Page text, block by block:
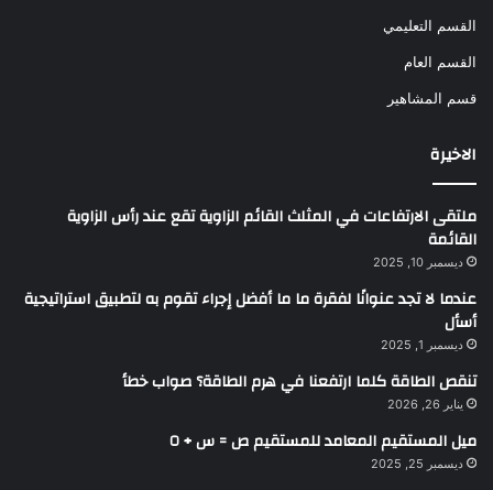
القسم التعليمي
القسم العام
قسم المشاهير
الاخيرة
ملتقى الارتفاعات في المثلث القائم الزاوية تقع عند رأس الزاوية
القائمة
ديسمبر 10, 2025
عندما لا تجد عنوانًا لفقرة ما ما أفضل إجراء تقوم به لتطبيق استراتيجية
أسأل
ديسمبر 1, 2025
تنقص الطاقة كلما ارتفعنا في هرم الطاقة؟ صواب خطأ
يناير 26, 2026
ميل المستقيم المعامد للمستقيم ص = س + ٥
ديسمبر 25, 2025